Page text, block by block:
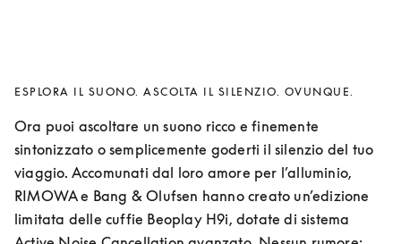
ESPLORA IL SUONO. ASCOLTA IL SILENZIO. OVUNQUE.
Ora puoi ascoltare un suono ricco e finemente
sintonizzato o semplicemente goderti il ​​silenzio del tuo
viaggio. Accomunati dal loro amore per l’alluminio,
RIMOWA e Bang & Olufsen hanno creato un’edizione
limitata delle cuffie Beoplay H9i, dotate di sistema